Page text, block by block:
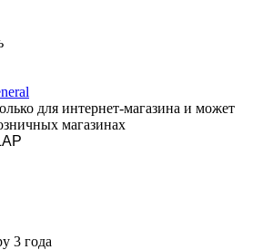
для интернет-магазина и может
магазинах
3 года